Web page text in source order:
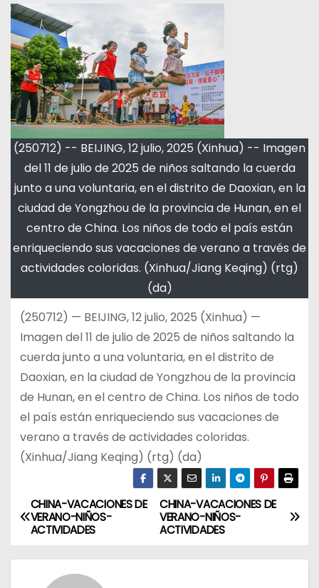
(250712) -- BEIJING, 12 julio, 2025 (Xinhua) -- Imagen
del 11 de julio de 2025 de niños saltando la cuerda
junto a una voluntaria, en el distrito de Daoxian, en la
ciudad de Yongzhou de la provincia de Hunan, en el
centro de China. Los niños de todo el país están
enriqueciendo sus vacaciones de verano a través de
actividades coloridas. (Xinhua/Jiang Keqing) (rtg)
(da)
(250712) — BEIJING, 12 julio, 2025 (Xinhua) —
Imagen del 11 de julio de 2025 de niños saltando la
cuerda junto a una voluntaria, en el distrito de
Daoxian, en la ciudad de Yongzhou de la provincia
de Hunan, en el centro de China. Los niños de todo
el país están enriqueciendo sus vacaciones de
verano a través de actividades coloridas.
(Xinhua/Jiang Keqing) (rtg) (da)
N
a
CHINA-VACACIONES DE
VERANO-NIÑOS-
ACTIVIDADES
CHINA-VACACIONES DE
VERANO-NIÑOS-
ACTIVIDADES